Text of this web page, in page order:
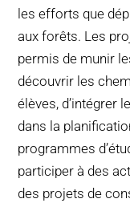
les efforts que
aux forêts. Les
permis de munir
découvrir les
élèves, d’intégrer
dans la
programmes
participer à des
des projets de